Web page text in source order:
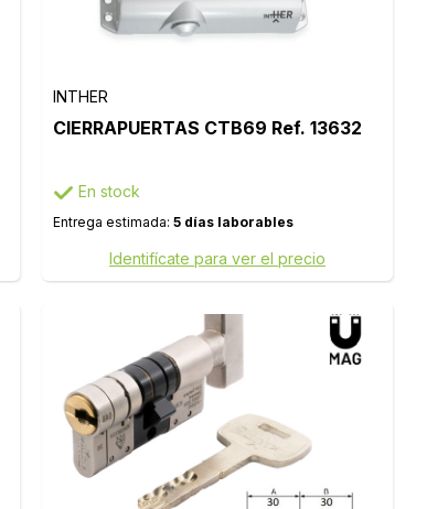
INTHER
CIERRAPUERTAS CTB69 Ref. 13632
En stock
Entrega estimada: 5 días laborables
Identifícate para ver el precio